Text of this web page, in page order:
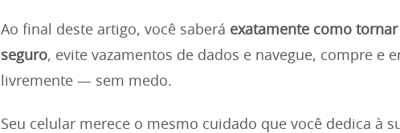
Ao final deste artigo, você saberá exatamente como
seguro, evite vazamentos de dados e navegue, compre e
livremente — sem medo.
Seu celular merece o mesmo cuidado que você dedica à